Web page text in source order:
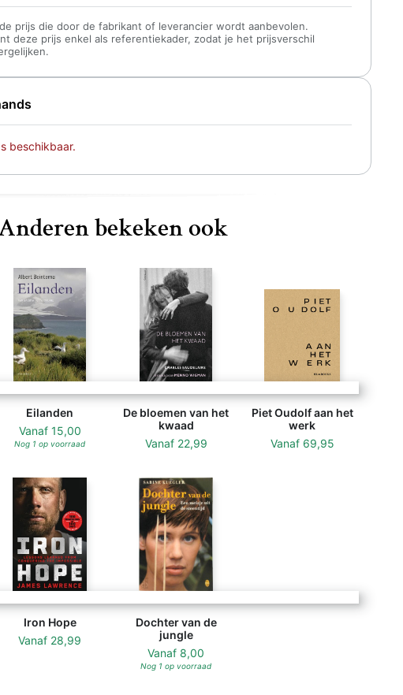
beschikbaar.
prijs die door de fabrikant of leverancier wordt aanbevolen.
deze prijs enkel als referentiekader, zodat je het prijsverschil
bekeken ook
Eilanden
Vanaf 15,00
Nog 1 op voorraad
De bloemen van het
kwaad
Vanaf 22,99
Piet Oudolf aan het
werk
Vanaf 69,95
Iron Hope
Vanaf 28,99
Dochter van de
jungle
Vanaf 8,00
Nog 1 op voorraad